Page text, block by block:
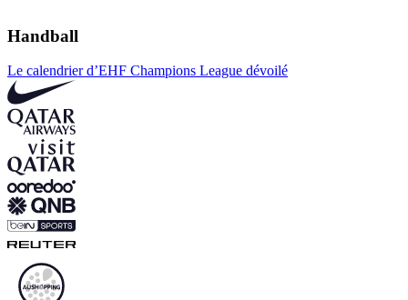
Handball
Le calendrier d’EHF Champions League dévoilé